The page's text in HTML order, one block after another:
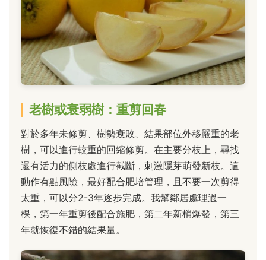
老樹或衰弱樹：重剪回春
對於多年未修剪、樹勢衰敗、結果部位外移嚴重的老
樹，可以進行較重的回縮修剪。在主要分枝上，尋找
還有活力的側枝處進行截斷，刺激隱芽萌發新枝。這
動作有點風險，最好配合肥培管理，且不要一次剪得
太重，可以分2-3年逐步完成。我幫鄰居處理過一
棵，第一年重剪後配合施肥，第二年新梢爆發，第三
年就恢復不錯的結果量。